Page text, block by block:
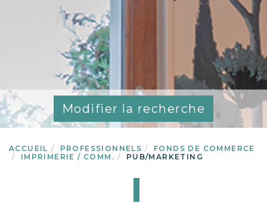
Modifier la recherche
ACCUEIL PROFESSIONNELS
FONDS DE COMMERCE
IMPRIMERIE / COMM.
PUB/MARKETING